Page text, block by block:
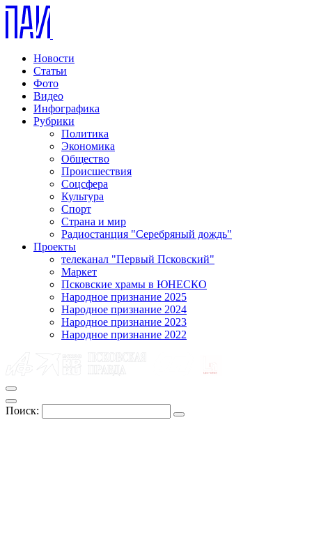
Новости
Статьи
Фото
Видео
Инфографика
Рубрики
Политика
Экономика
Общество
Происшествия
Соцсфера
Культура
Спорт
Страна и мир
Радиостанция "Серебряный дождь"
Проекты
телеканал "Первый Псковский"
Маркет
Псковские храмы в ЮНЕСКО
Народное признание 2025
Народное признание 2024
Народное признание 2023
Народное признание 2022
Поиск: